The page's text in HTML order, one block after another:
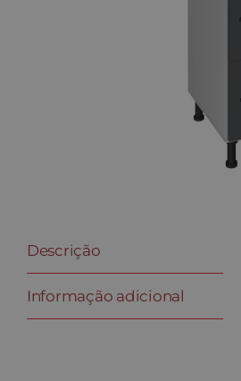
Descrição
Informação adicional